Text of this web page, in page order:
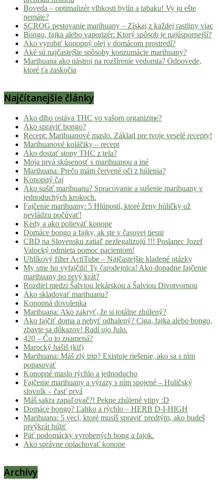
Klikni
nalaď
pohodu.
Boveda – optimalizér vlhkosti bylín a tabaku! Vy ju ešte
nemáte?
SCROG pestovanie marihuany – Získaj z každej rastliny viac
Bongo, fajka alebo vaporizér: Ktorý spôsob je najúspornejší?
Ako vyrobiť konopný olej v domácom prostredí?
Aké sú najčastejšie spôsoby konzumácie marihuany?
Marihuana ako nástroj na rozšírenie vedomia? Odpovede,
ktoré ťa zaskočia
Najčítanejšie články
Ako dlho ostáva THC vo vašom organizme?
Ako spraviť bongo?
Recept: Marihuanové maslo. Základ pre tvoje veselé recepty!
Marihuanové koláčiky – recept
Ako dostať stopy THC z tela?
Moja prvá skúsenosť s marihuanou a iné
Marihuana: Prečo mám červené oči z húlenia?
Konopný čaj
Ako sušiť marihuanu? Spracovanie a sušenie marihuany v
jednoduchých krokoch.
Fajčenie marihuany: 5 Hlúpostí, ktoré ženy húličky už
nevládzu počúvať!
Kedy a ako polievať konope
Domáce bongo a fajky, ak ste v časovej tiesni
CBD na Slovensku zatiaľ nezlegalizujú !!! Poslanec Jozef
Valocký odmieta pomoc pacientom!
Uhlíkový filter ActiTube – Najčastejšie kladené otázky
My sme ho vyfajčili! Ty čarodejnica! Ako dopadne fajčenie
marihuany po prvý krát?
Rozdiel medzi Šalviou lekárskou a Šalviou Divotvornou
Ako skladovať marihuanu?
Konopná dovolenka
Marihuana: Ako zakryť, že si totálne zhúlený?
Ako fajčiť doma a nebyť odhalený? Ciga, fajka alebo bongo,
zbavte sa dôkazov! Radí ujo Julo.
420 – Čo to znamená?
Marocký hašiš (kif)
Marihuana: Máš zlý trip? Existuje riešenie, ako sa s ním
popasovať
Konopné maslo rýchlo a jednoducho
Fajčenie marihuany a výrazy s ním spojené – Huličský
slovník – časť prvá
Máš sakra zapaľovač?! Pekne zhúlené vtipy :D
Domáce bongo? Ľahko a rýchlo – HERB D-I-HIGH
Marihuana: 5 vecí, ktoré musíš spraviť predtým, ako budeš
prvýkrát húliť
Päť podomácky vyrobených bong a fajok.
Ako správne oplachovať konope
Archívy